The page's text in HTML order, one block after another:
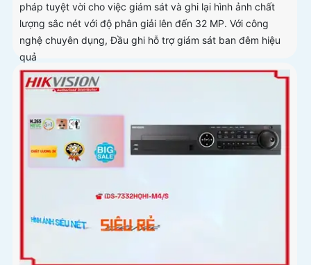
pháp tuyệt vời cho việc giám sát và ghi lại hình ảnh chất
lượng sắc nét với độ phân giải lên đến 32 MP. Với công
nghệ chuyên dụng, Đầu ghi hỗ trợ giám sát ban đêm hiệu
quả